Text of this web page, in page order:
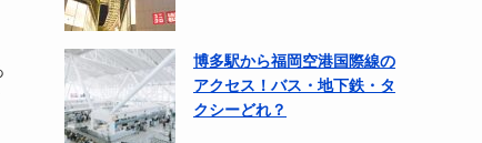
博多駅から福岡空港国際線の
アクセス！バス・地下鉄・タ
クシーどれ？